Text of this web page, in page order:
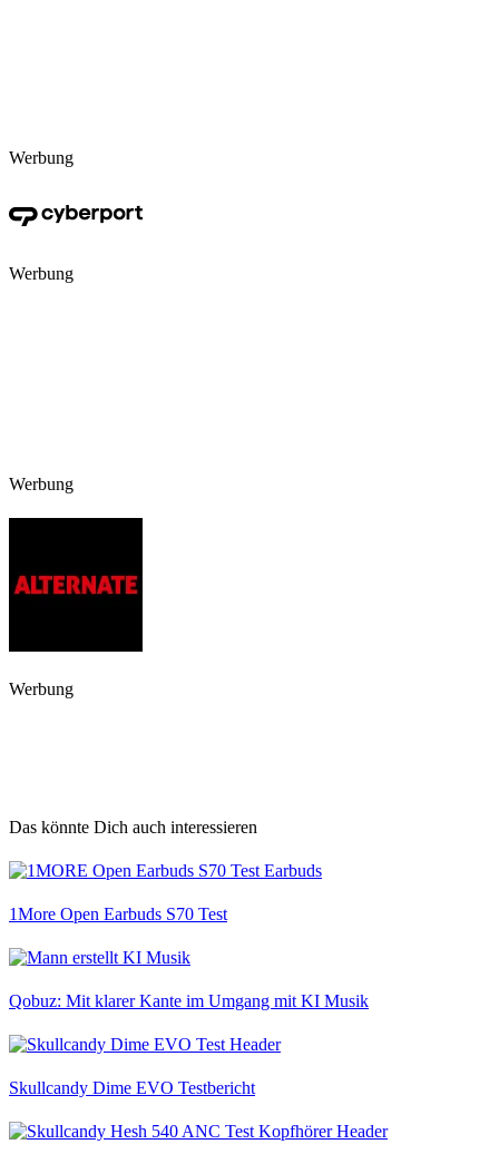
Werbung
Werbung
Werbung
Werbung
Das könnte Dich auch interessieren
1More Open Earbuds S70 Test
Qobuz: Mit klarer Kante im Umgang mit KI Musik
Skullcandy Dime EVO Testbericht